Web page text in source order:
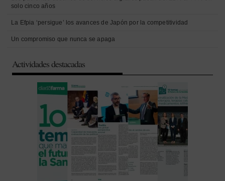
solo cinco años
La Efpia ‘persigue’ los avances de Japón por la competitividad
Un compromiso que nunca se apaga
Actividades destacadas